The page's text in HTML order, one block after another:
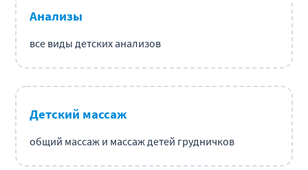
Анализы
все виды детских анализов
Детский массаж
общий массаж и массаж детей грудничков